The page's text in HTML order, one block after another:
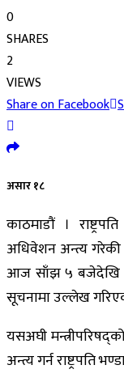
0
SHARES
2
VIEWS
Share on Facebook
असार १८
काठमाडौं ।
अधिवेशन अन्त्य गरेकी
आज साँझ ५ बजेदेखि
सूचनामा उल्लेख
यसअघी
अन्त्य गर्न राष्ट्रपति